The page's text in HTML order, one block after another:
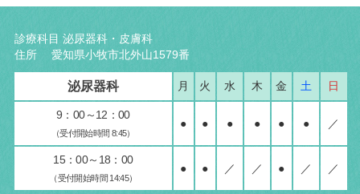
診療科目 泌尿器科・皮膚科
住所 愛知県小牧市北外山1579番
泌尿器科 月 火 水 木 金 土 日
9：00～12：00
（受付開始時間 8:45）
● ● ● ● ● ● ／
15：00～18：00
（受付開始時間 14:45）
● ● ／ ／ ● ／ ／